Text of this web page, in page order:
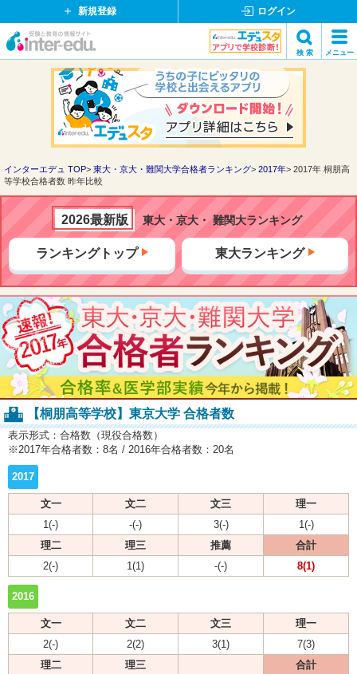
新規登録 ログイン
イ
ド
ッ
ト
検 索 メニュー
検索
インターエデュ TOP 東大・京大・難関大学合格者ランキング 2017年
2017年 桐朋高
等学校合格者数 昨年比較
2026最新版 東大・京大・ 難関大ランキング
ランキングトップ 東大ランキング
【桐朋高等学校】東京大学 合格者数
表示形式：合格数（現役合格数）
※2017年合格者数：8名 / 2016年合格者数：20名
2017
文一 文二 文三
理一
1(-)
-(-) 3(-)
1(-)
理二
理三 推薦
合計
2(-)
1(1) -(-) 8(1)
2016
文一 文二 文三
理一
2(-)
2(2) 3(1)
7(3)
理二
理三
合計